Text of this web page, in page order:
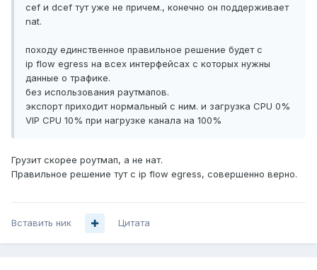
cef и dcef тут уже не причем., конечно он поддерживает
nat.
походу единственное правильное решение будет с
ip flow egress на всех интерфейсах с которых нужны
данные о трафике.
без использования раутмапов.
экспорт приходит нормальный с ним. и загрузка CPU 0%
VIP CPU 10% при нагрузке канала на 100%
Грузит скорее роутмап, а не нат.
Правильное решение тут с ip flow egress, совершенно верно.
Вставить ник Цитата